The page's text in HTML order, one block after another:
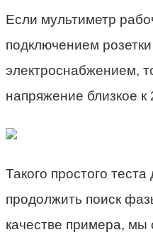
Если мультиметр
подключением
электроснабжением,
напряжение близкое к
Такого простого
продолжить поиск
качестве примера, мы